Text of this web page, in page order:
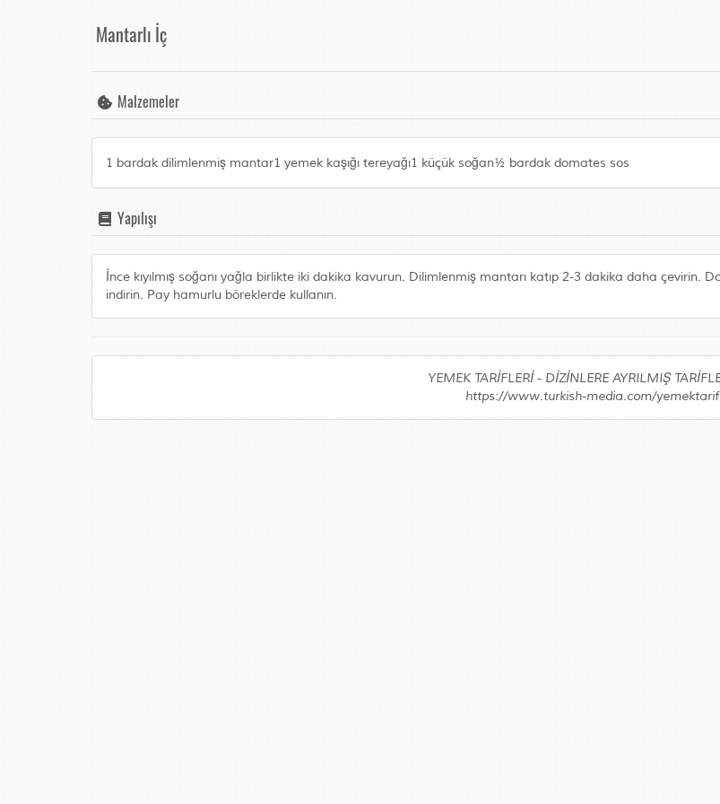
Mantarlı İç
Malzemeler
1 bardak dilimlenmiş mantar1 yemek kaşığı tereyağı1 küçük soğan½ bardak domates sos
Yapılışı
İnce kıyılmış soğanı yağla birlikte iki dakika kavurun. Dilimlenmiş mantarı katıp 2-3 dakika daha
indirin. Pay hamurlu böreklerde kullanın.
YEMEK TARİFLERİ - DİZİNLERE AYRILMIŞ
https://www.turkish-media.com/